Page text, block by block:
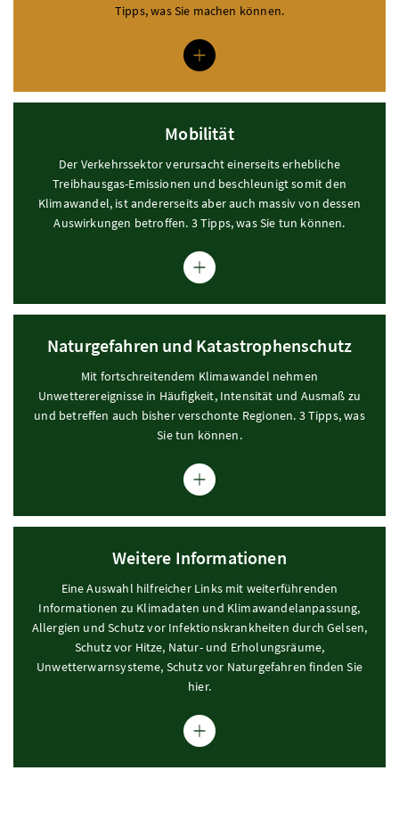
Tipps, was Sie machen können.
Mobilität
Der Verkehrssektor verursacht einerseits erhebliche
Treibhausgas-Emissionen und beschleunigt somit den
Klimawandel, ist andererseits aber auch massiv von dessen
Auswirkungen betroffen. 3 Tipps, was Sie tun können.
Modal Mobilität öffnen
Naturgefahren und Katastrophenschutz
Mit fortschreitendem Klimawandel nehmen
Unwetterereignisse in Häufigkeit, Intensität und Ausmaß zu
und betreffen auch bisher verschonte Regionen. 3 Tipps, was
Sie tun können.
Modal Naturgefahren und Katastrophenschutz öffnen
Weitere Informationen
Eine Auswahl hilfreicher Links mit weiterführenden
Informationen zu Klimadaten und Klimawandelanpassung,
Allergien und Schutz vor Infektionskrankheiten durch Gelsen,
Schutz vor Hitze, Natur- und Erholungsräume,
Unwetterwarnsysteme, Schutz vor Naturgefahren finden Sie
hier.
Modal Weitere Informationen öffnen